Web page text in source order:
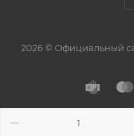
2026 © Официальный